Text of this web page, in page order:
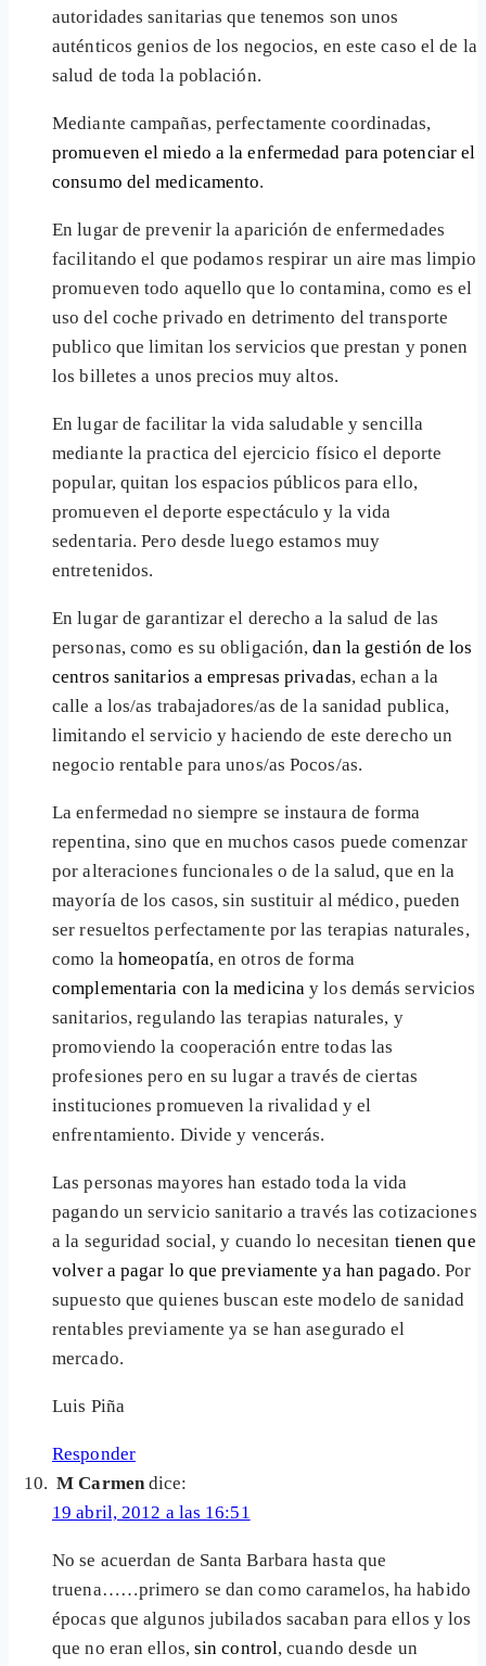
autoridades sanitarias que tenemos son unos
auténticos genios de los negocios, en este caso el de la
salud de toda la población.
Mediante campañas, perfectamente coordinadas,
promueven el miedo a la enfermedad para potenciar el
consumo del medicamento.
En lugar de prevenir la aparición de enfermedades
facilitando el que podamos respirar un aire mas limpio
promueven todo aquello que lo contamina, como es el
uso del coche privado en detrimento del transporte
publico que limitan los servicios que prestan y ponen
los billetes a unos precios muy altos.
En lugar de facilitar la vida saludable y sencilla
mediante la practica del ejercicio físico el deporte
popular, quitan los espacios públicos para ello,
promueven el deporte espectáculo y la vida
sedentaria. Pero desde luego estamos muy
entretenidos.
En lugar de garantizar el derecho a la salud de las
personas, como es su obligación,dan la gestión de los
centros sanitarios a empresas privadas, echan a la
calle a los/as trabajadores/as de la sanidad publica,
limitando el servicio y haciendo de este derecho un
negocio rentable para unos/as Pocos/as.
La enfermedad no siempre se instaura de forma
repentina, sino que en muchos casos puede comenzar
por alteraciones funcionales o de la salud, que en la
mayoría de los casos, sin sustituir al médico, pueden
ser resueltos perfectamente por las terapias naturales,
como la homeopatía, en otros de forma
complementaria con la medicina y los demás servicios
sanitarios, regulando las terapias naturales, y
promoviendo la cooperación entre todas las
profesiones pero en su lugar a través de ciertas
instituciones promueven la rivalidad y el
enfrentamiento. Divide y vencerás.
Las personas mayores han estado toda la vida
pagando un servicio sanitario a través las cotizaciones
a la seguridad social, y cuando lo necesitan tienen que
volver a pagar lo que previamente ya han pagado. Por
supuesto que quienes buscan este modelo de sanidad
rentables previamente ya se han asegurado el
mercado.
Luis Piña
Responder
M Carmen dice:
19 abril, 2012 a las 16:51
No se acuerdan de Santa Barbara hasta que
truena……primero se dan como caramelos, ha habido
épocas que algunos jubilados sacaban para ellos y los
que no eran ellos, sin control, cuando desde un